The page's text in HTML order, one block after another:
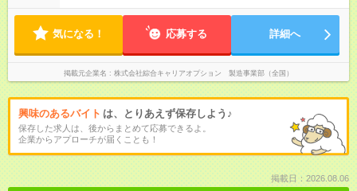
気になる！ 応募する 詳細へ
掲載元企業名 株式会社綜合キャリアオプション 製造事業部（全国）
興味のあるバイト は、とりあえず保存しよう♪
保存した求人は、後からまとめて応募できるよ。
企業からアプローチが届くことも！
掲載日：2026.08.06